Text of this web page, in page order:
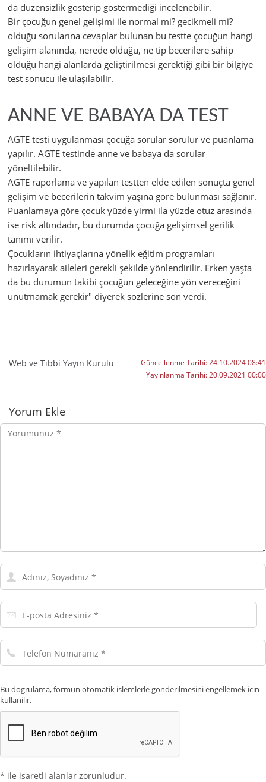
da düzensizlik gösterip göstermediği incelenebilir.
Bir çocuğun genel gelişimi ile normal mi? gecikmeli mi?
olduğu sorularına cevaplar bulunan bu testte çocuğun hangi
gelişim alanında, nerede olduğu, ne tip becerilere sahip
olduğu hangi alanlarda geliştirilmesi gerektiği gibi bir bilgiye
test sonucu ile ulaşılabilir.
ANNE VE BABAYA DA TEST
AGTE testi uygulanması çocuğa sorular sorulur ve puanlama
yapılır. AGTE testinde anne ve babaya da sorular
yöneltilebilir.
AGTE raporlama ve yapılan testten elde edilen sonuçta genel
gelişim ve becerilerin takvim yaşına göre bulunması sağlanır.
Puanlamaya göre çocuk yüzde yirmi ila yüzde otuz arasında
ise risk altındadır, bu durumda çocuğa gelişimsel gerilik
tanımı verilir.
Çocukların ihtiyaçlarına yönelik eğitim programları
hazırlayarak aileleri gerekli şekilde yönlendirilir. Erken yaşta
da bu durumun takibi çocuğun geleceğine yön vereceğini
unutmamak gerekir" diyerek sözlerine son verdi.
Web ve Tıbbi Yayın Kurulu Güncellenme Tarihi:24.10.2024 08:41
Yayınlanma Tarihi:20.09.2021 00:00
Yorumlar
Yorum Ekle
Yorumunuz
Adınız,
Soyadınız
E-
posta
Telefon
Numaranız
Bu dogrulama, formun otomatik islemlerle gonderilmesini engellemek icin
kullanilir.
* ile isaretli alanlar zorunludur.